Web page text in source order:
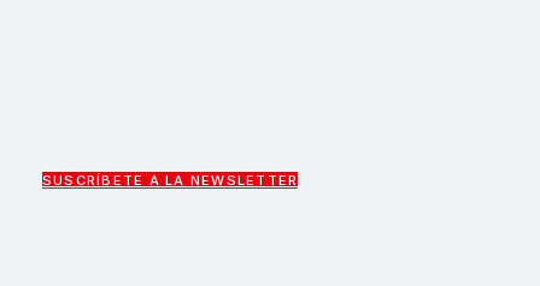
SUSCRÍBETE A LA NEWSLETTER